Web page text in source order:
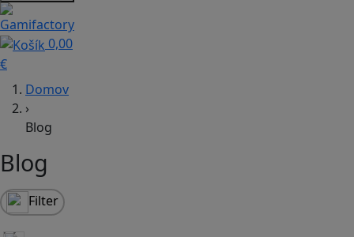
0,00
€
Domov
›
Blog
Blog
Filter